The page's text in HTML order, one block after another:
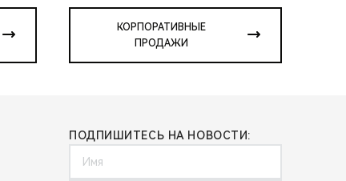
КОРПОРАТИВНЫЕ
ПРОДАЖИ
ПОДПИШИТЕСЬ НА НОВОСТИ: